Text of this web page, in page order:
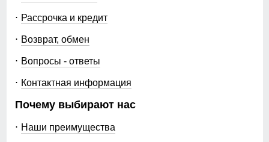
Рассрочка и кредит
Возврат, обмен
Вопросы - ответы
Контактная информация
Почему выбирают нас
Наши преимущества